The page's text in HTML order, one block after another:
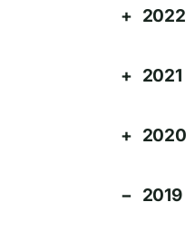
2022
2021
2020
2019